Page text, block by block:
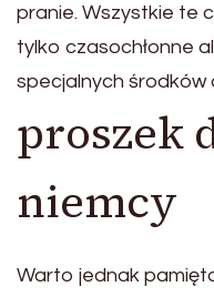
pranie. Wszystkie te
tylko czasochłonne
specjalnych środków
proszek
niemcy
Warto jednak